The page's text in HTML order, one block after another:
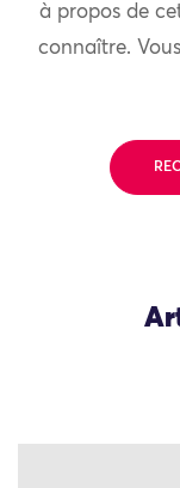
à propos de
connaître.